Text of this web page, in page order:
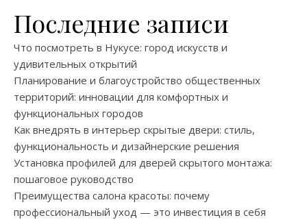
Последние записи
Что посмотреть в Нукусе: город искусств и
удивительных открытий
Планирование и благоустройство общественных
территорий: инновации для комфортных и
функциональных городов
Как внедрять в интерьер скрытые двери: стиль,
функциональность и дизайнерские решения
Установка профилей для дверей скрытого монтажа:
пошаговое руководство
Преимущества салона красоты: почему
профессиональный уход — это инвестиция в себя